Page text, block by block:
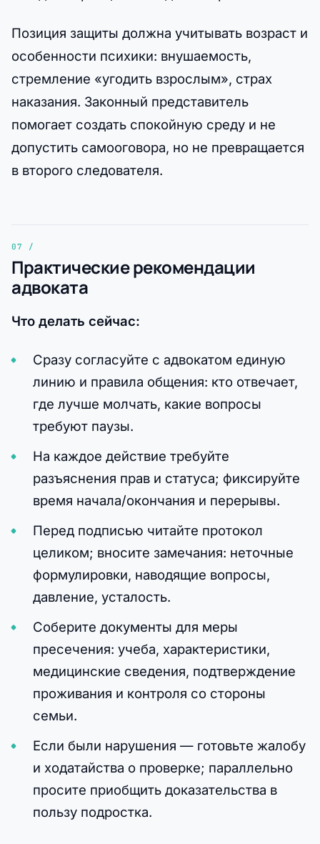
Позиция защиты должна учитывать возраст и
особенности психики: внушаемость,
стремление «угодить взрослым», страх
наказания. Законный представитель
помогает создать спокойную среду и не
допустить самооговора, но не превращается
в второго следователя.
Практические рекомендации
адвоката
Что делать сейчас:
Сразу согласуйте с адвокатом единую
линию и правила общения: кто отвечает,
где лучше молчать, какие вопросы
требуют паузы.
На каждое действие требуйте
разъяснения прав и статуса; фиксируйте
время начала/окончания и перерывы.
Перед подписью читайте протокол
целиком; вносите замечания: неточные
формулировки, наводящие вопросы,
давление, усталость.
Соберите документы для меры
пресечения: учеба, характеристики,
медицинские сведения, подтверждение
проживания и контроля со стороны
семьи.
Если были нарушения — готовьте жалобу
и ходатайства о проверке; параллельно
просите приобщить доказательства в
пользу подростка.